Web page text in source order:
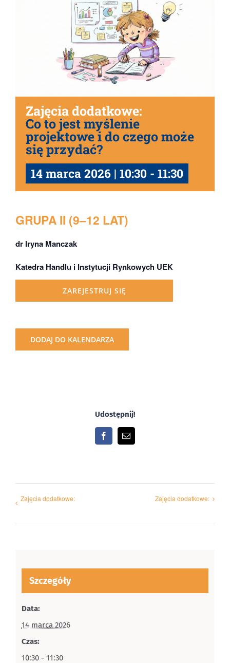
Zajęcia dodatkowe:
Co to jest myślenie
projektowe i do czego może
się przydać?
14 marca 2026 | 10:30 - 11:30
GRUPA II (9–12 LAT)
dr Iryna Manczak
Katedra Handlu i Instytucji Rynkowych UEK
ZAREJESTRUJ SIĘ
DODAJ DO KALENDARZA
Udostępnij!
FacebookEmail
Zajęcia dodatkowe: Zajęcia dodatkowe:
Szczegóły
Data:
14 marca 2026
Czas:
10:30 - 11:30